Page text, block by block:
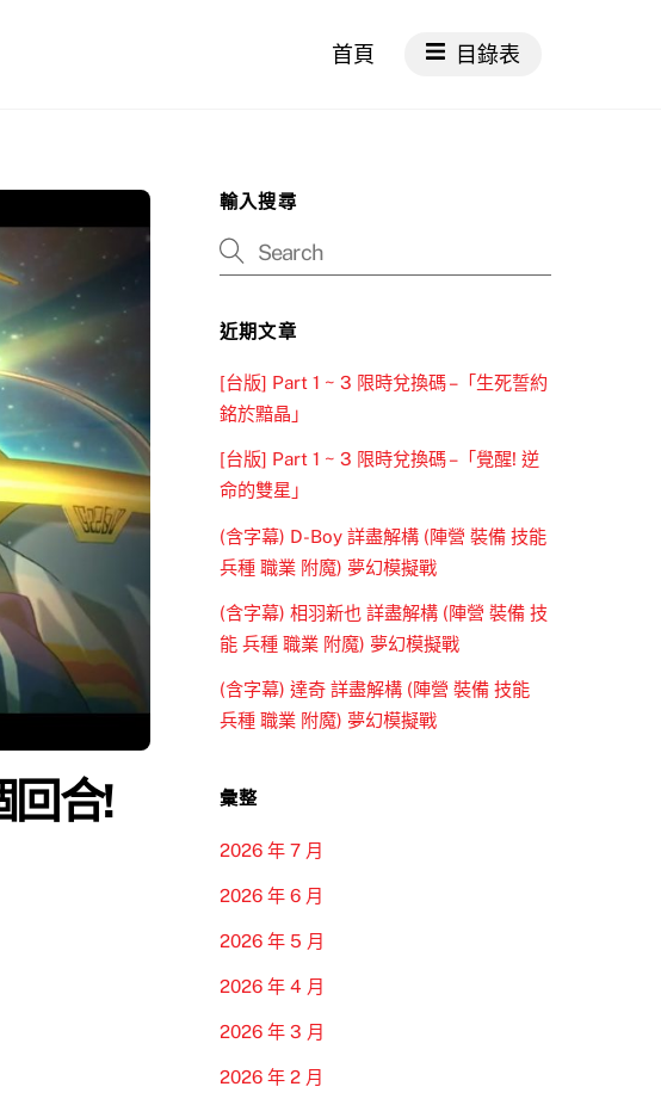
首頁 目錄表
回合!
輸入搜尋
近期文章
[台版] Part 1 ~ 3 限時兌換碼 –「生死誓約
銘於黯晶」
[台版] Part 1 ~ 3 限時兌換碼 –「覺醒! 逆
命的雙星」
(含字幕) D-Boy 詳盡解構 (陣營 裝備 技能
兵種 職業 附魔) 夢幻模擬戰
(含字幕) 相羽新也 詳盡解構 (陣營 裝備 技
能 兵種 職業 附魔) 夢幻模擬戰
(含字幕) 達奇 詳盡解構 (陣營 裝備 技能
兵種 職業 附魔) 夢幻模擬戰
彙整
2026 年 7 月
2026 年 6 月
2026 年 5 月
2026 年 4 月
2026 年 3 月
2026 年 2 月